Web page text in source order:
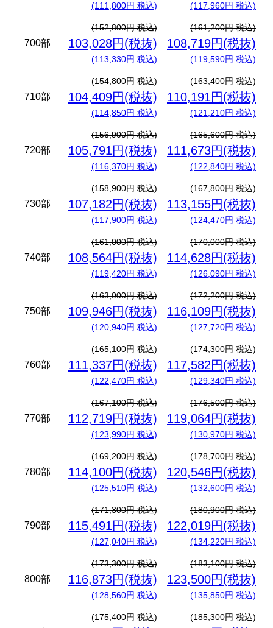
(111,800円 税込) (117,960円 税込)
700部
(152,800円 税込)
103,028円(税抜)
(113,330円 税込)
(161,200円 税込)
108,719円(税抜)
(119,590円 税込)
710部
(154,800円 税込)
104,409円(税抜)
(114,850円 税込)
(163,400円 税込)
110,191円(税抜)
(121,210円 税込)
720部
(156,900円 税込)
105,791円(税抜)
(116,370円 税込)
(165,600円 税込)
111,673円(税抜)
(122,840円 税込)
730部
(158,900円 税込)
107,182円(税抜)
(117,900円 税込)
(167,800円 税込)
113,155円(税抜)
(124,470円 税込)
740部
(161,000円 税込)
108,564円(税抜)
(119,420円 税込)
(170,000円 税込)
114,628円(税抜)
(126,090円 税込)
750部
(163,000円 税込)
109,946円(税抜)
(120,940円 税込)
(172,200円 税込)
116,109円(税抜)
(127,720円 税込)
760部
(165,100円 税込)
111,337円(税抜)
(122,470円 税込)
(174,300円 税込)
117,582円(税抜)
(129,340円 税込)
770部
(167,100円 税込)
112,719円(税抜)
(123,990円 税込)
(176,500円 税込)
119,064円(税抜)
(130,970円 税込)
780部
(169,200円 税込)
114,100円(税抜)
(125,510円 税込)
(178,700円 税込)
120,546円(税抜)
(132,600円 税込)
790部
(171,300円 税込)
115,491円(税抜)
(127,040円 税込)
(180,900円 税込)
122,019円(税抜)
(134,220円 税込)
800部
(173,300円 税込)
116,873円(税抜)
(128,560円 税込)
(183,100円 税込)
123,500円(税抜)
(135,850円 税込)
(175,400円 税込) (185,300円 税込)